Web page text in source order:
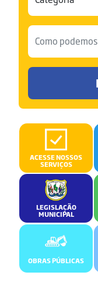
ACESSE NOSSOS
SERVIÇOS
LEGISLAÇÃO
MUNICIPAL
OBRAS PÚBLICAS